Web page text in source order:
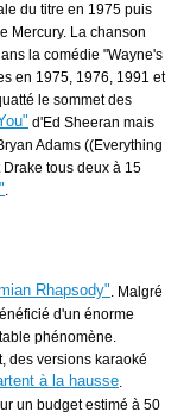
du titre en 1975 puis
Mercury. La chanson
la comédie "Wayne's
en 1975, 1976, 1991 et
le sommet des
d'Ed Sheeran mais
Adams ((Everything
Drake tous deux à 15
.
Rhapsody". Malgré
d'un énorme
phénomène.
des versions karaoké
à la hausse.
un budget estimé à 50